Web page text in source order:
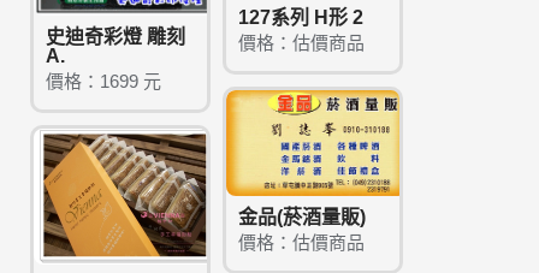
127系列 H形 2
價格：估價商品
史迪奇彩燈 雕刻
A.
價格：1699 元
金品(菸酒量販)
價格：估價商品